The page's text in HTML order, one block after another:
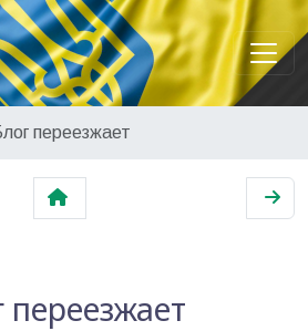
переезжает
переезжает